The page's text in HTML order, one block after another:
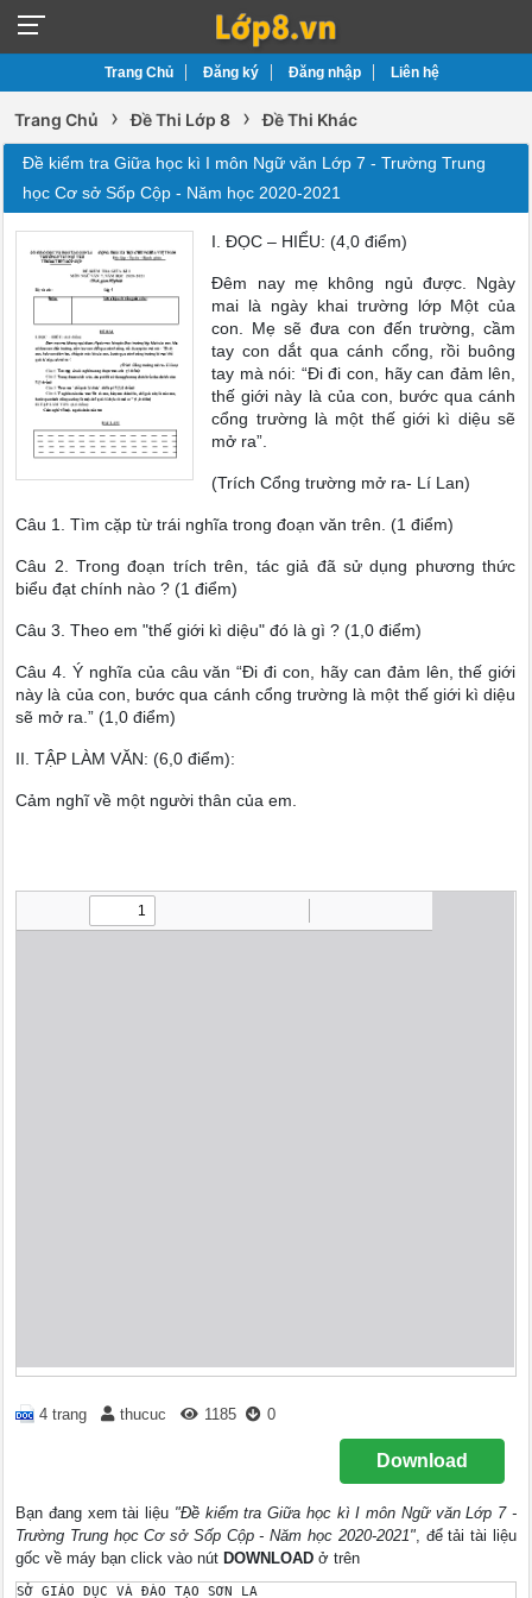
Trang Chủ Đăng ký Đăng nhập Liên hệ
Trang Chủ › Đề Thi Lớp 8 › Đề Thi Khác
Đề kiểm tra Giữa học kì I môn Ngữ văn Lớp 7 - Trường Trung
học Cơ sở Sốp Cộp - Năm học 2020-2021
I. ĐỌC – HIỂU: (4,0 điểm)
Đêm nay mẹ không ngủ được. Ngày
mai là ngày khai trường lớp Một của
con. Mẹ sẽ đưa con đến trường, cầm
tay con dắt qua cánh cổng, rồi buông
tay mà nói: “Đi đi con, hãy can đảm lên,
thế giới này là của con, bước qua cánh
cổng trường là một thế giới kì diệu sẽ
mở ra”.
(Trích Cổng trường mở ra- Lí Lan)
Câu 1. Tìm cặp từ trái nghĩa trong đoạn văn trên. (1 điểm)
Câu 2. Trong đoạn trích trên, tác giả đã sử dụng phương thức
biểu đạt chính nào ? (1 điểm)
Câu 3. Theo em "thế giới kì diệu" đó là gì ? (1,0 điểm)
Câu 4. Ý nghĩa của câu văn “Đi đi con, hãy can đảm lên, thế giới
này là của con, bước qua cánh cổng trường là một thế giới kì diệu
sẽ mở ra.” (1,0 điểm)
II. TẬP LÀM VĂN: (6,0 điểm):
Cảm nghĩ về một người thân của em.
4 trang thucuc 1185 0
Download
Bạn đang xem tài liệu "Đề kiểm tra Giữa học kì I môn Ngữ văn Lớp 7 -
Trường Trung học Cơ sở Sốp Cộp - Năm học 2020-2021", để tải tài liệu
gốc về máy bạn click vào nút DOWNLOAD ở trên
SỞ GIÁO DỤC VÀ ĐÀO TẠO SƠN LA